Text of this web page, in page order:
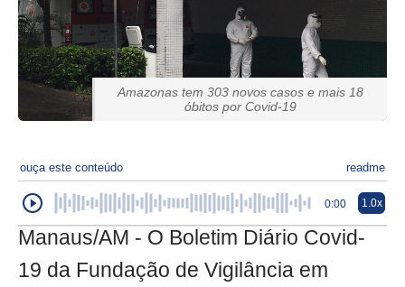
Amazonas tem 303 novos casos e mais 18
óbitos por Covid-19
ouça este conteúdo readme
0:00 1.0x
Manaus/AM - O Boletim Diário Covid-
19 da Fundação de Vigilância em